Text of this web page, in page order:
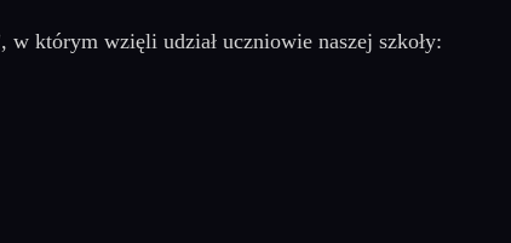
którym wzięli udział uczniowie naszej szkoły: